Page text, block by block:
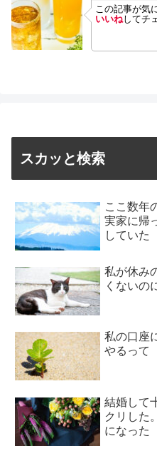
この記事が気
いいねしてチ
スカッと検索
ここ数年
実家に帰
していた
私が休み
くないの
私の口座
やるって
結婚して
クリした
になった